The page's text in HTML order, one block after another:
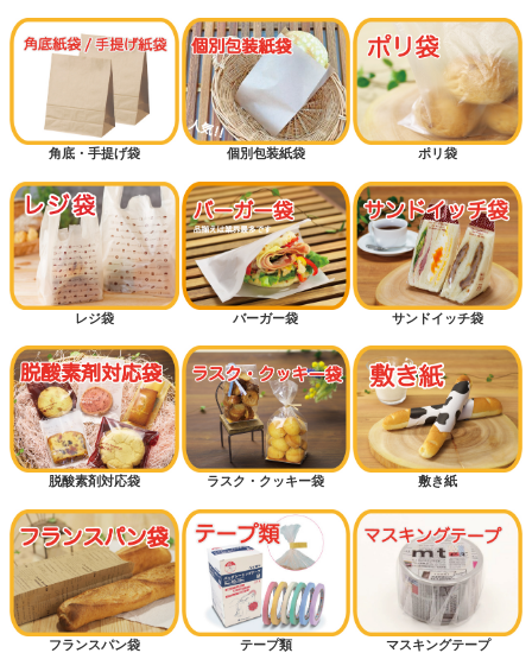
角底・手提げ袋 個別包装紙袋 ポリ袋
レジ袋 バーガー袋 サンドイッチ袋
脱酸素剤対応袋 ラスク・クッキー袋 敷き紙
フランスパン袋 テープ類 マスキングテープ